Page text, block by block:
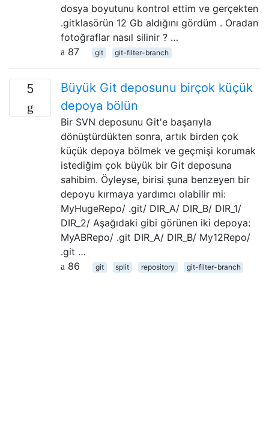
dosya boyutunu kontrol ettim ve gerçekten
.gitklasörün 12 Gb aldığını gördüm . Oradan
fotoğraflar nasıl silinir ? …
87
git git-filter-branch
5
Büyük Git deposunu birçok küçük
depoya bölün
Bir SVN deposunu Git'e başarıyla
dönüştürdükten sonra, artık birden çok
küçük depoya bölmek ve geçmişi korumak
istediğim çok büyük bir Git deposuna
sahibim. Öyleyse, birisi şuna benzeyen bir
depoyu kırmaya yardımcı olabilir mi:
MyHugeRepo/ .git/ DIR_A/ DIR_B/ DIR_1/
DIR_2/ Aşağıdaki gibi görünen iki depoya:
MyABRepo/ .git DIR_A/ DIR_B/ My12Repo/
.git …
86
git split repository git-filter-branch